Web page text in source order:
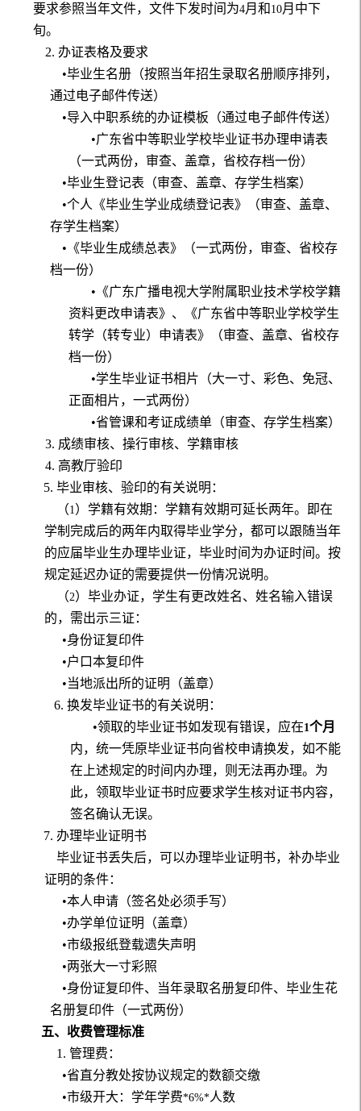
要求参照当年文件，文件下发时间为4月和 10月中下
旬。
2. 办证表格及要求
•毕业生名册（按照当年招生录取名册顺序排列，
通过电子邮件传送）
•导入中职系统的办证模板（通过电子邮件传送）
•广东省中等职业学校毕业证书办理申请表
（一式两份，审查、盖章，省校存档一份）
•毕业生登记表（审查、盖章、存学生档案）
•个人《毕业生学业成绩登记表》（审查、盖章、
存学生档案）
•《毕业生成绩总表》（一式两份，审查、省校存
档一份）
•《广东广播电视大学附属职业技术学校学籍
资料更改申请表》、《广东省中等职业学校学生
转学（转专业）申请表》（审查、盖章、省校存
档一份）
•学生毕业证书相片（大一寸、彩色、免冠、
正面相片，一式两份）
•省管课和考证成绩单（审查、存学生档案）
3. 成绩审核、操行审核、学籍审核
4. 高教厅验印
5. 毕业审核、验印的有关说明：
（1 ）学籍有效期：学籍有效期可延长两年。即在
学制完成后的两年内取得毕业学分，都可以跟随当年
的应届毕业生办理毕业证，毕业时间为办证时间。按
规定延迟办证的需要提供一份情况说明。
（2）毕业办证，学生有更改姓名、姓名输入错误
的，需出示三证：
•身份证复印件
•户口本复印件
•当地派出所的证明（盖章）
6.换发毕业证书的有关说明：
•领取的毕业证书如发现有错误，应在1个月
内，统一凭原毕业证书向省校申请换发，如不能
在上述规定的时间内办理，则无法再办理。为
此，领取毕业证书时应要求学生核对证书内容，
签名确认无误。
7. 办理毕业证明书
毕业证书丢失后，可以办理毕业证明书，补办毕业
证明的条件：
•本人申请（签名处必须手写）
•办学单位证明（盖章）
•市级报纸登载遗失声明
•两张大一寸彩照
•身份证复印件、当年录取名册复印件、毕业生花
名册复印件（一式两份）
五、收费管理标准
1 . 管理费：
•省直分教处按协议规定的数额交缴
•市级开大：学年学费*6%*人数